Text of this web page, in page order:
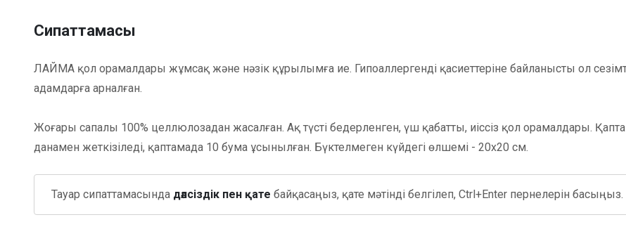
Сипаттамасы
ЛАЙМА қол орамалдары жұмсақ және нәзік құрылымға ие. Гипоаллергенді қасиеттеріне байланысты ол
адамдарға арналған.
Жоғары сапалы 100% целлюлозадан жасалған. Ақ түсті бедерленген, үш қабатты, иіссіз қол орамалдары.
данамен жеткізіледі, қаптамада 10 бума ұсынылған. Бүктелмеген күйдегі өлшемі - 20х20 см.
Тауар сипаттамасында дәлсіздік пен қате байқасаңыз, қате мәтінді белгілеп, Ctrl+Enter пернелерін басыңыз.